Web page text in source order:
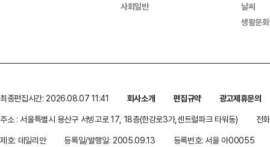
사회일반
날씨
생활문
최종편집시간: 2026.08.07 11:41 회사소개 편집규약
광고제휴문의
주소 : 서울특별시 용산구 서빙고로 17, 18층(한강로3가,센트럴파크 타워동)
전
제호: 데일리안
등록일/발행일: 2005.09.13 등록번호: 서울 아00055